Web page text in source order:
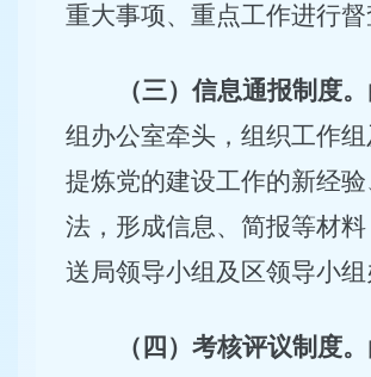
重大事项、重点工作进行督
（三）信息通报制度。
组办公室牵头，组织工作
提炼党的建设工作的新经
法，形成信息、简报等材
送局领导小组及区领导小组
（四）考核评议制度。